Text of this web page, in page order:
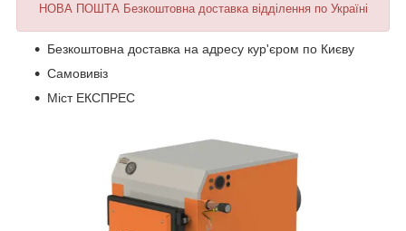
НОВА ПОШТА Безкоштовна доставка відділення по Україні
Безкоштовна доставка на адресу кур'єром по Києву
Самовивіз
Міст ЕКСПРЕС